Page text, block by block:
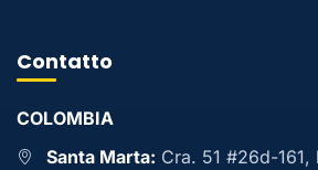
Contatto
COLOMBIA
Santa Marta: Cra. 51 #26d-161,